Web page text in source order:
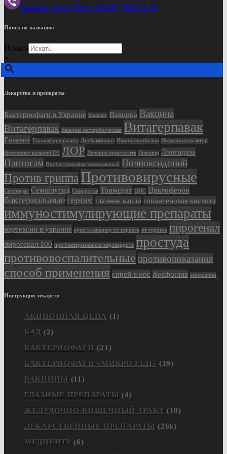
Заказать через Viber +38(097)-869-72-38
Поиск по названию
Искать
×
Лекарства и препараты
Бактериофаги в Украине Бивалос Вакцина Вакцина
Витагерпавак Вакцина антирабическая Витагерпавак
Галавит Глазные препараты Дисбактериоз Иммуноглобулин Иммуномодулятор
Компливит кальций D3 ЛОР Лечение простатита Ликопид Лонгидаза
Пантогам Пиобактериофаг комплексный Полиоксидоний
Против гриппа Противовирусные
Секстафаг Семаглутид Сыворотка Тримедат ЦНС Циклоферон
бактериальныегерпес глазные капли гопантеновая кислота
иммуностимулирующие препараты
кортексин в украине купить вакцину от герпеса от герпеса пирогенал
пирогенал 100 при бактериальном эндокардите простуда
противовоспалительные противопоказания
способ применения спрей в нос фосфоглив эмоксипин
Инструкции лекарств
АКЦИОННАЯ ЦЕНА (1)
БАД (2)
БАКТЕРИОФАГИ (21)
БАКТЕРИОФАГИ «МИКРО ГЕН» (19)
ВАКЦИНЫ (11)
ГЛАЗНЫЕ ПРЕПАРАТЫ (4)
ЖЕЛУДОЧНО-КИШЕЧНЫЙ ТРАКТ (10)
ЛЕКАРСТВЕННЫЕ ПРЕПАРАТЫ (266)
МЕДЦЕНТР (6)